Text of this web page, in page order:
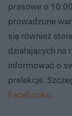
prasowe o
prowadzone
się również
działających na
informować o
prelekcje.
Facebooku.